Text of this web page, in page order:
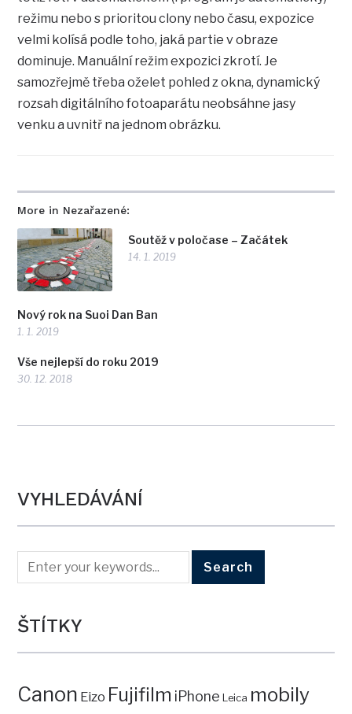
More in Nezařazené:
Soutěž v poločase – Začátek
14. 1. 2019
Nový rok na Suoi Dan Ban
1. 1. 2019
Vše nejlepší do roku 2019
30. 12. 2018
režimu nebo s prioritou clony nebo času, expozice
velmi kolísá podle toho, jaká partie v obraze
dominuje. Manuální režim expozici zkrotí. Je
samozřejmě třeba oželet pohled z okna, dynamický
rozsah digitálního fotoaparátu neobsáhne jasy
venku a uvnitř na jednom obrázku.
VYHLEDÁVÁNÍ
ŠTÍTKY
Canon Eizo Fujifilm iPhone Leica mobily